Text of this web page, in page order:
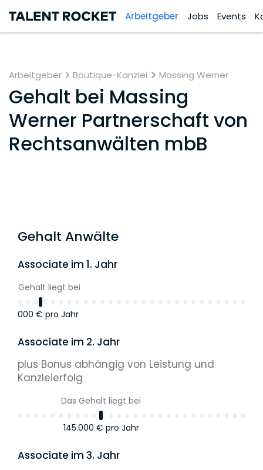
Arbeitgeber Jobs Events
Arbeitgeber Boutique-Kanzlei Massing Werner
Gehalt bei Massing
Werner Partnerschaft von
Rechtsanwälten mbB
Gehalt Anwälte
Associate im 1. Jahr
Das Gehalt liegt bei
140.000 € pro Jahr
Associate im 2. Jahr
plus Bonus abhängig von Leistung und
Kanzleierfolg
Das Gehalt liegt bei
145.000 € pro Jahr
Associate im 3. Jahr